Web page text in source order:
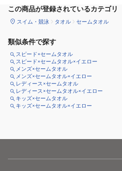
この商品が登録されているカテゴリ
スイム・競泳 タオル セームタオル
類似条件で探す
スピード×セームタオル
スピード×セームタオル×イエロー
メンズ×セームタオル
メンズ×セームタオル×イエロー
レディース×セームタオル
レディース×セームタオル×イエロー
キッズ×セームタオル
キッズ×セームタオル×イエロー